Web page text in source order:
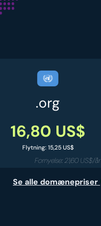
.org
16,80 US$
Flytning: 15,25 US$
Fornyelse: 21,60 US$/år
Se alle domænepriser